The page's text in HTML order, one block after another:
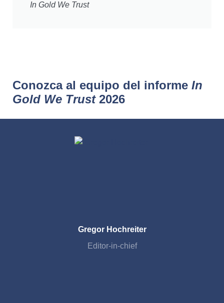
In Gold We Trust
Conozca al equipo del informe In
Gold We Trust2026
Gregor Hochreiter
Editor-in-chief